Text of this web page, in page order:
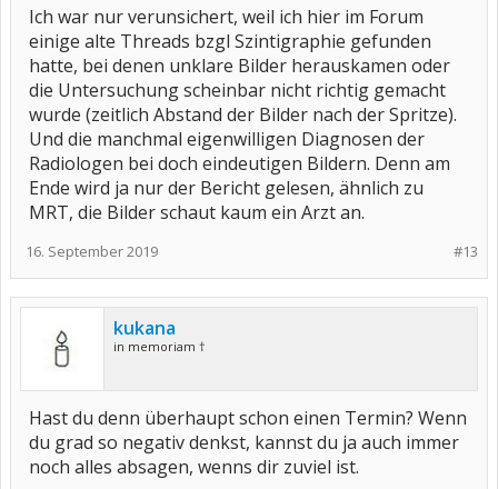
Ich war nur verunsichert, weil ich hier im Forum
einige alte Threads bzgl Szintigraphie gefunden
hatte, bei denen unklare Bilder herauskamen oder
die Untersuchung scheinbar nicht richtig gemacht
wurde (zeitlich Abstand der Bilder nach der Spritze).
Und die manchmal eigenwilligen Diagnosen der
Radiologen bei doch eindeutigen Bildern. Denn am
Ende wird ja nur der Bericht gelesen, ähnlich zu
MRT, die Bilder schaut kaum ein Arzt an.
#13
16. September 2019
kukana
in memoriam †
Hast du denn überhaupt schon einen Termin? Wenn
du grad so negativ denkst, kannst du ja auch immer
noch alles absagen, wenns dir zuviel ist.